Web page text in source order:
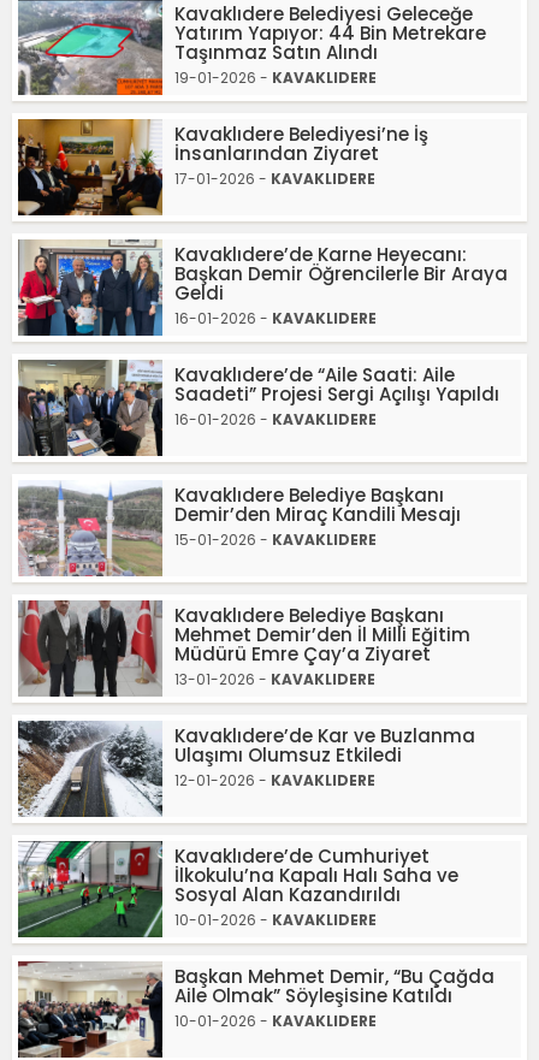
Kavaklıdere Belediyesi Geleceğe
Yatırım Yapıyor: 44 Bin Metrekare
Taşınmaz Satın Alındı
19-01-2026 - KAVAKLIDERE
Kavaklıdere Belediyesi’ne İş
İnsanlarından Ziyaret
17-01-2026 - KAVAKLIDERE
Kavaklıdere’de Karne Heyecanı:
Başkan Demir Öğrencilerle Bir Araya
Geldi
16-01-2026 - KAVAKLIDERE
Kavaklıdere’de “Aile Saati: Aile
Saadeti” Projesi Sergi Açılışı Yapıldı
16-01-2026 - KAVAKLIDERE
Kavaklıdere Belediye Başkanı
Demir’den Miraç Kandili Mesajı
15-01-2026 - KAVAKLIDERE
Kavaklıdere Belediye Başkanı
Mehmet Demir’den İl Milli Eğitim
Müdürü Emre Çay’a Ziyaret
13-01-2026 - KAVAKLIDERE
Kavaklıdere’de Kar ve Buzlanma
Ulaşımı Olumsuz Etkiledi
12-01-2026 - KAVAKLIDERE
Kavaklıdere’de Cumhuriyet
İlkokulu’na Kapalı Halı Saha ve
Sosyal Alan Kazandırıldı
10-01-2026 - KAVAKLIDERE
Başkan Mehmet Demir, “Bu Çağda
Aile Olmak” Söyleşisine Katıldı
10-01-2026 - KAVAKLIDERE